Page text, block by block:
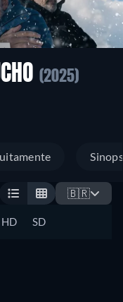
(2025)
🇧🇷
HD SD